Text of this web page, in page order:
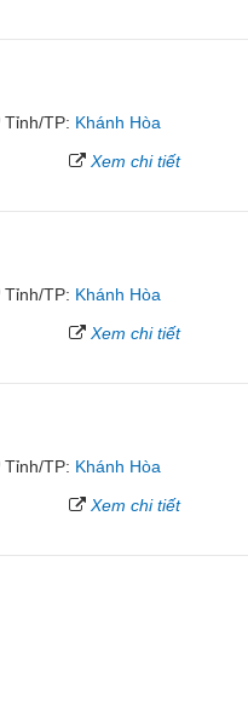
Tỉnh/TP: Khánh Hòa
Xem chi tiết
Tỉnh/TP: Khánh Hòa
Xem chi tiết
Tỉnh/TP: Khánh Hòa
Xem chi tiết